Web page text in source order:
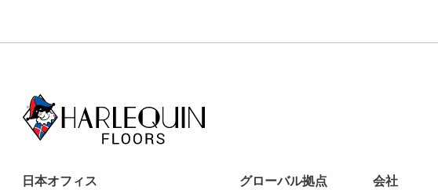
日本オフィス
グローバル拠点
会社